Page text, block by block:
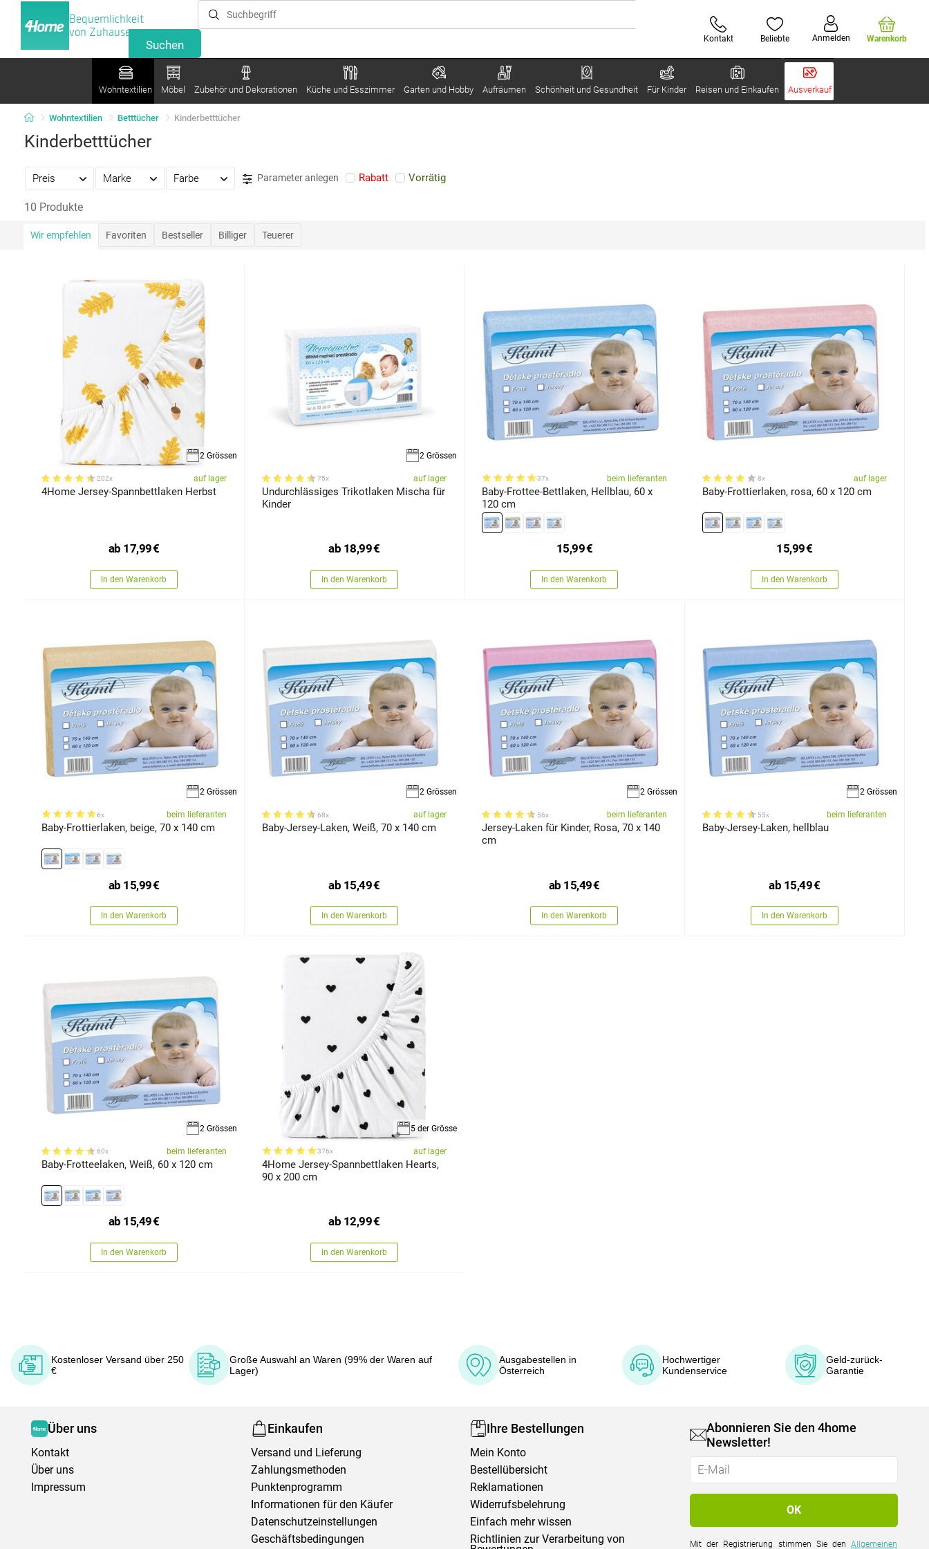
Bequemlichkeit
von Zuhause
Kontakt Beliebte Anmelden Warenkorb
Wohntextilien Möbel Zubehör und Dekorationen Küche und Esszimmer Garten und Hobby Aufräumen Schönheit und Gesundheit Für Kinder Reisen und Einkaufen Ausverkauf
Wohntextilien Betttücher Kinderbetttücher
Kinderbetttücher
Preis Marke Farbe Parameter anlegen Rabatt Vorrätig
10 Produkte
Wir empfehlen Favoriten Bestseller Billiger Teuerer
2 Grössen
202x auf lager
4Home Jersey-Spannbettlaken Herbst
ab 17,99€
In den Warenkorb
2 Grössen
75x auf lager
Undurchlässiges Trikotlaken Mischa für
Kinder
ab 18,99€
In den Warenkorb
37x beim lieferanten
Baby-Frottee-Bettlaken, Hellblau, 60 x
120 cm
15,99€
In den Warenkorb
8x auf lager
Baby-Frottierlaken, rosa, 60 x 120 cm
15,99€
In den Warenkorb
2 Grössen
6x beim lieferanten
Baby-Frottierlaken, beige, 70 x 140 cm
ab 15,99€
In den Warenkorb
2 Grössen
68x auf lager
Baby-Jersey-Laken, Weiß, 70 x 140 cm
ab 15,49€
In den Warenkorb
2 Grössen
56x beim lieferanten
Jersey-Laken für Kinder, Rosa, 70 x 140
cm
ab 15,49€
In den Warenkorb
2 Grössen
55x beim lieferanten
Baby-Jersey-Laken, hellblau
ab 15,49€
In den Warenkorb
2 Grössen
60x beim lieferanten
Baby-Frotteelaken, Weiß, 60 x 120 cm
ab 15,49€
In den Warenkorb
5 der Grösse
376x auf lager
4Home Jersey-Spannbettlaken Hearts,
90 x 200 cm
ab 12,99€
In den Warenkorb
Kostenloser Versand über 250
€
Große Auswahl an Waren (99% der Waren auf
Lager)
Ausgabestellen in
Österreich
Hochwertiger
Kundenservice
Geld-zurück-
Garantie
Über uns
Kontakt
Über uns
Impressum
Einkaufen
Versand und Lieferung
Zahlungsmethoden
Punktenprogramm
Informationen für den Käufer
Datenschutzeinstellungen
Geschäftsbedingungen
Ihre Bestellungen
Mein Konto
Bestellübersicht
Reklamationen
Widerrufsbelehrung
Einfach mehr wissen
Richtlinien zur Verarbeitung von
Abonnieren Sie den 4home
Newsletter!
Mit der Registrierung stimmen Sie denAllgemeinen